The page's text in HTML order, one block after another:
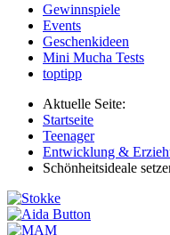
Gewinnspiele
Events
Geschenkideen
Mini Mucha Tests
toptipp
Aktuelle Seite:
Startseite
Teenager
Entwicklung &
Schönheitsideale